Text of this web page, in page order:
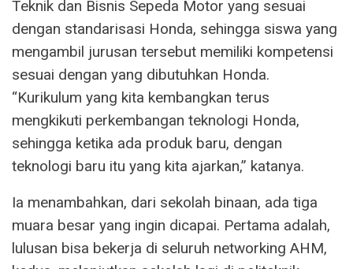
Teknik dan Bisnis Sepeda Motor yang sesuai
dengan standarisasi Honda, sehingga siswa yang
mengambil jurusan tersebut memiliki kompetensi
sesuai dengan yang dibutuhkan Honda.
“Kurikulum yang kita kembangkan terus
mengkikuti perkembangan teknologi Honda,
sehingga ketika ada produk baru, dengan
teknologi baru itu yang kita ajarkan,” katanya.
Ia menambahkan, dari sekolah binaan, ada tiga
muara besar yang ingin dicapai. Pertama adalah,
lulusan bisa bekerja di seluruh networking AHM,